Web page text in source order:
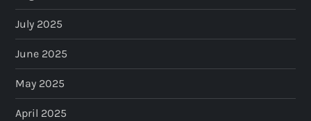
July 2025
June 2025
May 2025
April 2025